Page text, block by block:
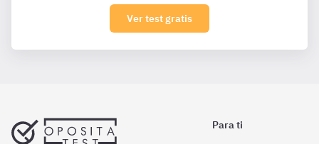
Ver test gratis
Para ti